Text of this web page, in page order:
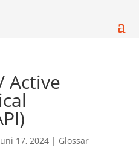
Active
17, 2024| Glossar